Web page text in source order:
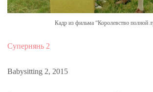
Кадр из фильма “Королевство полной
Супернянь 2
Babysitting 2, 2015